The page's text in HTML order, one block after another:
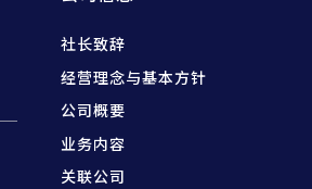
社长致辞
经营理念与基本方针
公司概要
业务内容
关联公司